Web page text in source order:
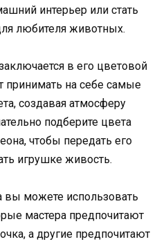
интерьер или стать
любителя животных.
в его цветовой
принимать на себе самые
создавая атмосферу
подберите цвета
чтобы передать его
игрушке живость.
вы можете использовать
мастера предпочитают
а другие предпочитают